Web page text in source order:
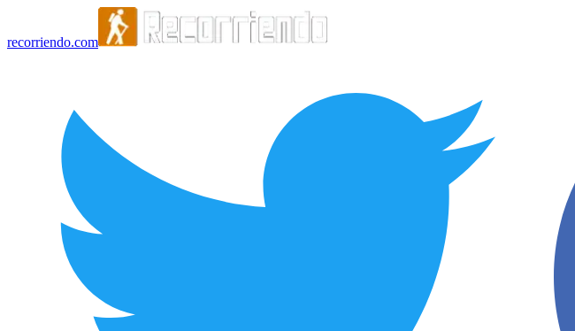
recorriendo.com